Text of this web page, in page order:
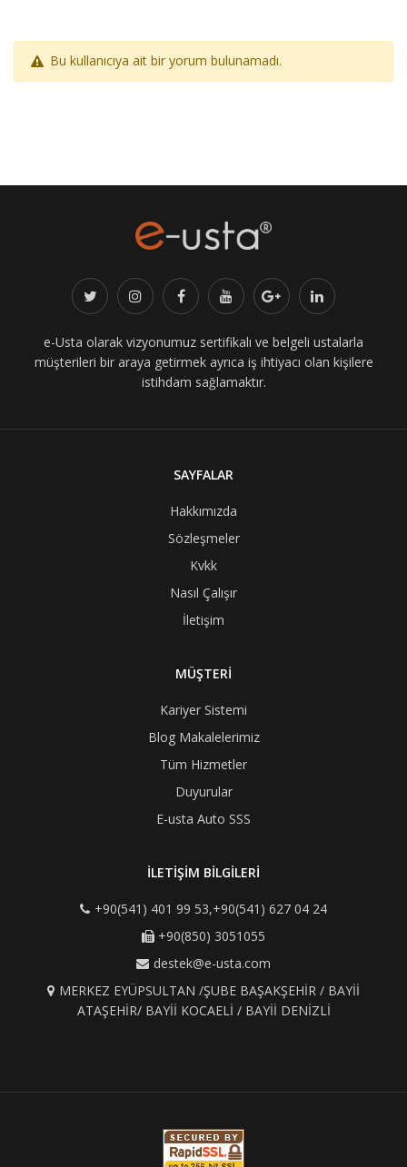
Bu kullanıcıya ait bir yorum bulunamadı.
e-Usta olarak vizyonumuz sertifikalı ve belgeli ustalarla
müşterileri bir araya getirmek ayrıca iş ihtiyacı olan kişilere
istihdam sağlamaktır.
SAYFALAR
Hakkımızda
Sözleşmeler
Kvkk
Nasıl Çalışır
İletişim
MÜŞTERİ
Kariyer Sistemi
Blog Makalelerimiz
Tüm Hizmetler
Duyurular
E-usta Auto SSS
İLETİŞİM BİLGİLERİ
+90(541) 401 99 53,+90(541) 627 04 24
+90(850) 3051055
destek@e-usta.com
MERKEZ EYÜPSULTAN /ŞUBE BAŞAKŞEHİR / BAYİİ
ATAŞEHİR/ BAYİİ KOCAELİ / BAYİİ DENİZLİ